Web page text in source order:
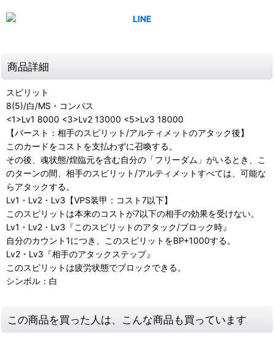
商品詳細
スピリット
8(5)/白/MS・コンパス
<1>Lv1 8000 <3>Lv2 13000 <5>Lv3 18000
【バースト：相手のスピリット/アルティメットのアタック後】
このカードをコストを支払わずに召喚する。
その後、魂状態/煌臨元を含む自分の「フリーダム」がいるとき、こ
のターンの間、相手のスピリット/アルティメットすべては、可能な
らアタックする。
Lv1・Lv2・Lv3【VPS装甲：コスト7以下】
このスピリットは本来のコストが7以下の相手の効果を受けない。
Lv1・Lv2・Lv3『このスピリットのアタック/ブロック時』
自分のカウント1につき、このスピリットをBP+1000する。
Lv2・Lv3『相手のアタックステップ』
このスピリットは疲労状態でブロックできる。
シンボル：白
この商品を買った人は、こんな商品も買っています